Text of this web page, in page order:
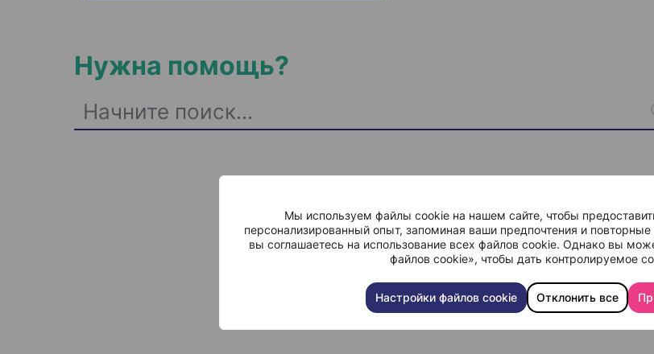
Мы используем файлы cookie на нашем сайте, чтобы
персонализированный опыт, запоминая ваши предпочтения и
вы соглашаетесь на использование всех файлов cookie. Однако вы
файлов cookie», чтобы дать контролируемое
Настройки файлов cookie Отклонить все
Нужна помощь?